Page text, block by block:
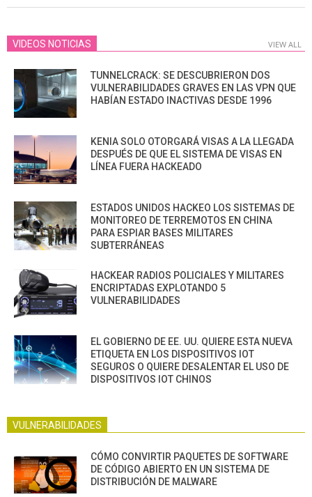
VIDEOS NOTICIAS VIEW ALL
TUNNELCRACK: SE DESCUBRIERON DOS
VULNERABILIDADES GRAVES EN LAS VPN QUE
HABÍAN ESTADO INACTIVAS DESDE 1996
KENIA SOLO OTORGARÁ VISAS A LA LLEGADA
DESPUÉS DE QUE EL SISTEMA DE VISAS EN
LÍNEA FUERA HACKEADO
ESTADOS UNIDOS HACKEO LOS SISTEMAS DE
MONITOREO DE TERREMOTOS EN CHINA
PARA ESPIAR BASES MILITARES
SUBTERRÁNEAS
HACKEAR RADIOS POLICIALES Y MILITARES
ENCRIPTADAS EXPLOTANDO 5
VULNERABILIDADES
EL GOBIERNO DE EE. UU. QUIERE ESTA NUEVA
ETIQUETA EN LOS DISPOSITIVOS IOT
SEGUROS O QUIERE DESALENTAR EL USO DE
DISPOSITIVOS IOT CHINOS
VULNERABILIDADES
CÓMO CONVIRTIR PAQUETES DE SOFTWARE
DE CÓDIGO ABIERTO EN UN SISTEMA DE
DISTRIBUCIÓN DE MALWARE